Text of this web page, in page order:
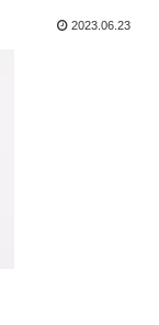
2023.06.23